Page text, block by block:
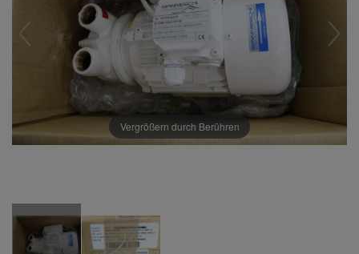
Vergrößern durch Berühren